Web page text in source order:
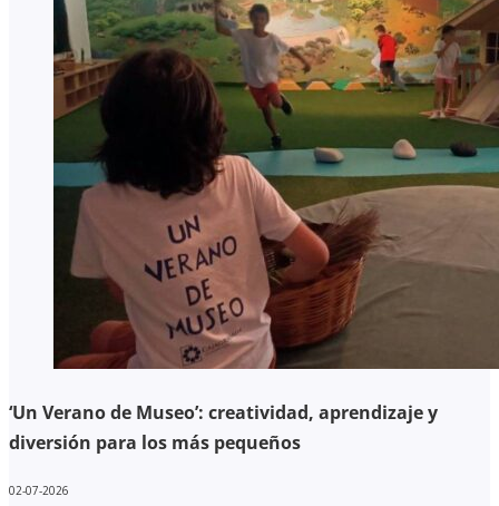
‘Un Verano de Museo’: creatividad, aprendizaje y
diversión para los más pequeños
02-07-2026